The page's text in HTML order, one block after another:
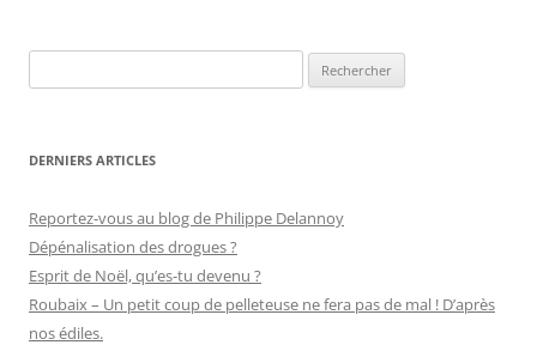
DERNIERS ARTICLES
Reportez-vous au blog de Philippe Delannoy
Dépénalisation des drogues ?
Esprit de Noël, qu’es-tu devenu ?
Roubaix – Un petit coup de pelleteuse ne fera pas de mal ! D’après
nos édiles.